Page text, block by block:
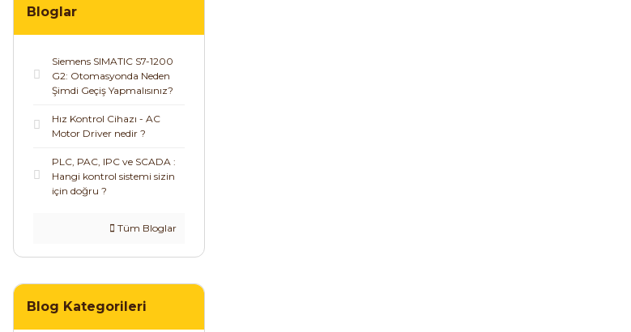
Bloglar
Siemens SIMATIC S7-1200
G2: Otomasyonda Neden
Şimdi Geçiş Yapmalısınız?
Hız Kontrol Cihazı - AC
Motor Driver nedir ?
PLC, PAC, IPC ve SCADA :
Hangi kontrol sistemi sizin
için doğru ?
Tüm Bloglar
Blog Kategorileri